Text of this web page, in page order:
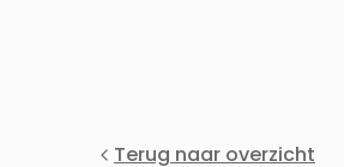
Terug naar overzicht